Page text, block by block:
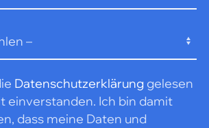
Datenschutzerklärunggelesen
einverstanden. Ich bin damit
dass meine Daten und